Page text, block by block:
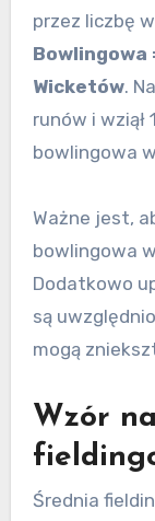
przez liczbę
Bowlingowa
Wicketów.
runów i wziął
bowlingowa
Ważne jest,
bowlingowa
Dodatkowo
są
mogą
Wzór
Średnia